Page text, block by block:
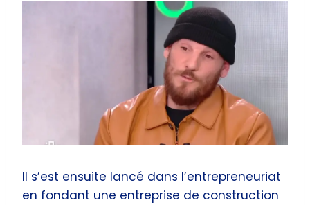
Il s’est ensuite lancé dans l’entrepreneuriat
en fondant une entreprise de construction